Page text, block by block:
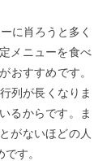
に肖ろうと多く
メニューを食べ
おすすめです。
列が長くなりま
るからです。ま
がないほどの人
す。